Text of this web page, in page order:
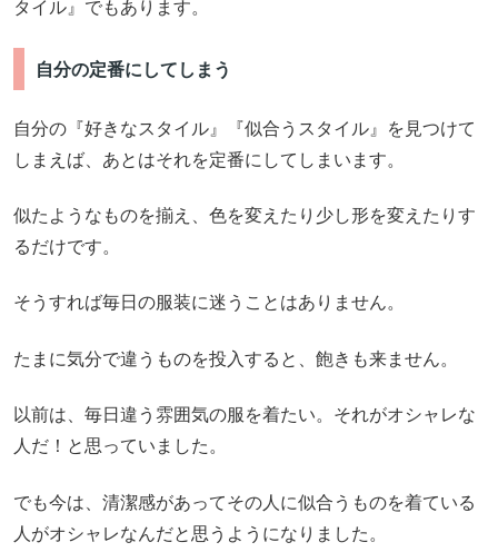
タイル』でもあります。
自分の定番にしてしまう
自分の『好きなスタイル』『似合うスタイル』を見つけて
しまえば、あとはそれを定番にしてしまいます。
似たようなものを揃え、色を変えたり少し形を変えたりす
るだけです。
そうすれば毎日の服装に迷うことはありません。
たまに気分で違うものを投入すると、飽きも来ません。
以前は、毎日違う雰囲気の服を着たい。それがオシャレな
人だ！と思っていました。
でも今は、清潔感があってその人に似合うものを着ている
人がオシャレなんだと思うようになりました。